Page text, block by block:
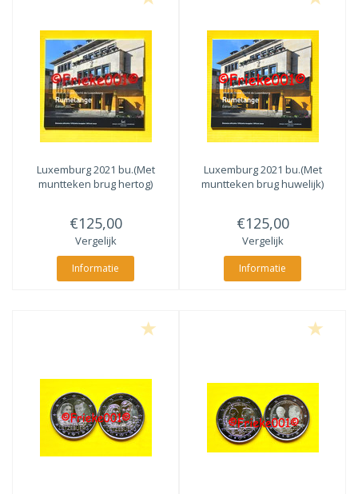
Luxemburg 2021 bu.(Met
muntteken brug hertog)
€125,00
Vergelijk
Informatie
Luxemburg 2021 bu.(Met
muntteken brug huwelijk)
€125,00
Vergelijk
Informatie